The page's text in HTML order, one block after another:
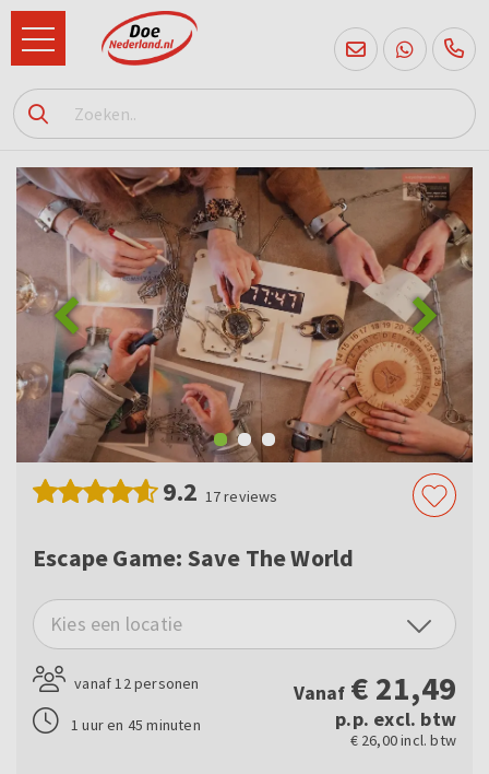
085
760
2556
9.2 17reviews
Escape Game: Save The World
Kies een locatie
vanaf 12 personen
1 uur en 45 minuten
Vanaf € 21,49
p.p. excl. btw
€ 26,00 incl. btw